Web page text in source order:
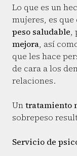
Lo que es un
mujeres, es que
peso saludable,
mejora, así
que les hace
de cara a los
relaciones.
Untratamiento
sobrepeso
Servicio de